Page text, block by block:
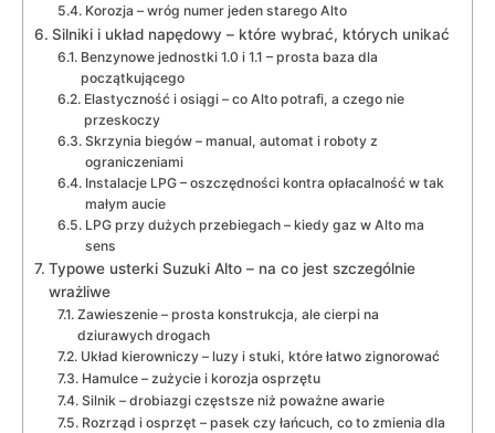
Korozja – wróg numer jeden starego Alto
Silniki i układ napędowy – które wybrać, których unikać
Benzynowe jednostki 1.0 i 1.1 – prosta baza dla
początkującego
Elastyczność i osiągi – co Alto potrafi, a czego nie
przeskoczy
Skrzynia biegów – manual, automat i roboty z
ograniczeniami
Instalacje LPG – oszczędności kontra opłacalność w tak
małym aucie
LPG przy dużych przebiegach – kiedy gaz w Alto ma
sens
Typowe usterki Suzuki Alto – na co jest szczególnie
wrażliwe
Zawieszenie – prosta konstrukcja, ale cierpi na
dziurawych drogach
Układ kierowniczy – luzy i stuki, które łatwo zignorować
Hamulce – zużycie i korozja osprzętu
Silnik – drobiazgi częstsze niż poważne awarie
Rozrząd i osprzęt – pasek czy łańcuch, co to zmienia dla